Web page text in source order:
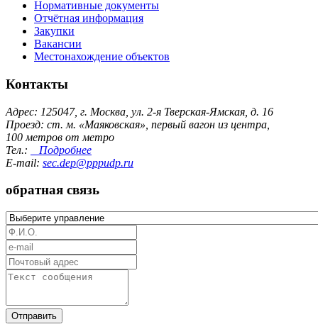
Нормативные документы
Отчётная информация
Закупки
Вакансии
Местонахождение объектов
Контакты
Адрес: 125047, г. Москва, ул. 2-я Тверская-Ямская, д. 16
Проезд: ст. м. «Маяковская», первый вагон из центра,
100 метров от метро
Тел.:
Подробнее
E-mail: sec.dep@pppudp.ru
обратная связь
Отправить